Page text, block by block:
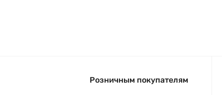
Розничным покупателям